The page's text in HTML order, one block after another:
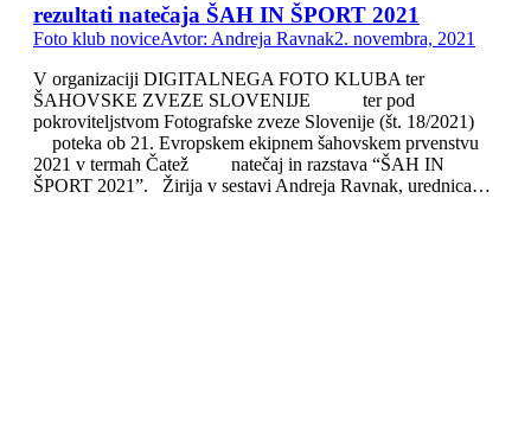
rezultati natečaja ŠAH IN ŠPORT 2021
Foto klub noviceAvtor: Andreja Ravnak2. novembra, 2021
V organizaciji DIGITALNEGA FOTO KLUBA ter
ŠAHOVSKE ZVEZE SLOVENIJE ter pod
pokroviteljstvom Fotografske zveze Slovenije (št. 18/2021)
poteka ob 21. Evropskem ekipnem šahovskem prvenstvu
2021 v termah Čatež natečaj in razstava “ŠAH IN
ŠPORT 2021”. Žirija v sestavi Andreja Ravnak, urednica…